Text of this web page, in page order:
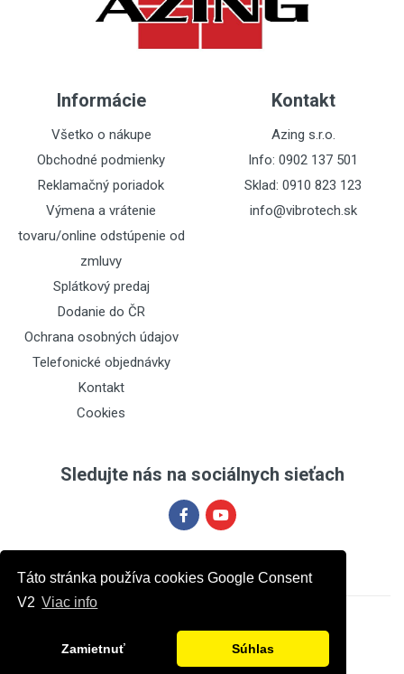
Táto stránka používa cookies Google Consent
V2 Viac info
Zamietnuť Súhlas
Informácie
Všetko o nákupe
Obchodné podmienky
Reklamačný poriadok
Výmena a vrátenie
tovaru/online odstúpenie od
zmluvy
Splátkový predaj
Dodanie do ČR
Ochrana osobných údajov
Telefonické objednávky
Kontakt
Cookies
Kontakt
Azing s.r.o.
Info: 0902 137 501
Sklad: 0910 823 123
info@vibrotech.sk
Sledujte nás na sociálnych sieťach
Powered byec2pro.eu